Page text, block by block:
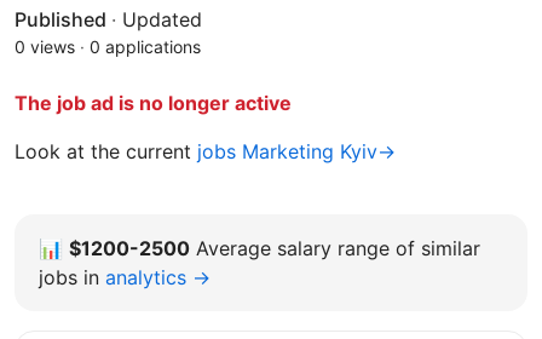
Published · Updated
0 views · 0 applications
The job ad is no longer active
Look at the current jobs Marketing Kyiv→
📊 $1200-2500 Average salary range of similar
jobs in analytics →